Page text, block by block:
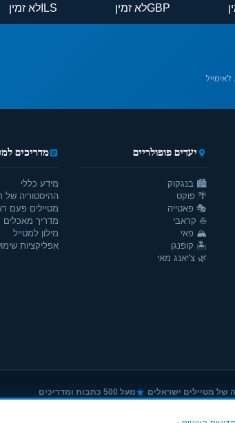
GBP
ILS
יעדים פופולריים
🏙️ בנגקוק
🌴 פוקט
🎭 פאטייה
⛵ קראבי
🏔️ פאי
🏝️ קופנגן
🌿 צ'יאנג מאי
מדריכים
מידע כללי
ההיסטוריה של
מטיילים פעם
מדריך מאכלים
מילון למטייל
אפליקציות
של מטיילים ישראלים מעל 500 כתבות ומדריכים